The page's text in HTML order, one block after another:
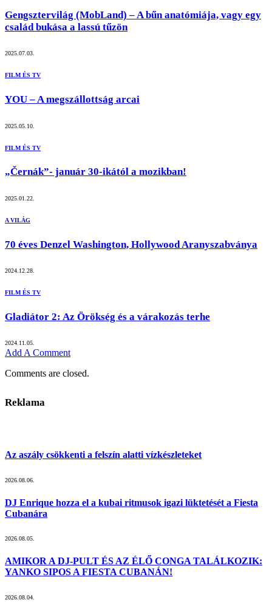
Gengsztervilág (MobLand) – A bűn anatómiája, vagy egy
család bukása a lassú tűzön
2025.07.03.
FILM ÉS TV
YOU – A megszállottság arcai
2025.05.10.
FILM ÉS TV
„Černák”- január 30-ikától a mozikban!
2025.01.22.
A VILÁG
70 éves Denzel Washington, Hollywood Aranyszabványa
2024.12.28.
FILM ÉS TV
Gladiátor 2: Az Örökség és a várakozás terhe
2024.11.05.
Add A Comment
Comments are closed.
Reklama
Az aszály csökkenti a felszín alatti vízkészleteket
2026.08.06.
DJ Enrique hozza el a kubai ritmusok igazi lüktetését a Fiesta
Cubanára
2026.08.05.
AMIKOR A DJ-PULT ÉS AZ ÉLŐ CONGA TALÁLKOZIK:
YANKO SIPOS A FIESTA CUBANÁN!
2026.08.04.